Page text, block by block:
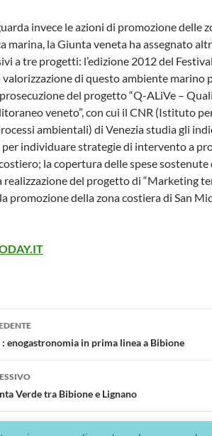
invece le azioni di promozione delle
marina, la Giunta veneta ha assegnato
a tre progetti: l’edizione 2012 del
di questo ambiente marino
del progetto “Q-ALiVe –
veneto”, con cui il CNR (Istituto
ambientali) di Venezia studia gli
individuare strategie di intervento a
la copertura delle spese sostenute
realizzazione del progetto di “Marketing
promozione della zona costiera di San
: enogastronomia in prima linea a Bibione
Verde tra Bibione e Lignano